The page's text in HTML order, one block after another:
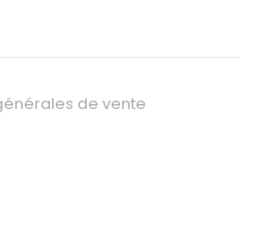
de vente